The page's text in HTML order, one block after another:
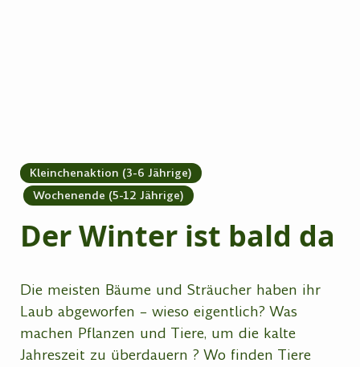
Kleinchenaktion (3-6 Jährige)
Wochenende (5-12 Jährige)
Der Winter ist bald da
Die meisten Bäume und Sträucher haben ihr
Laub abgeworfen – wieso eigentlich? Was
machen Pflanzen und Tiere, um die kalte
Jahreszeit zu überdauern ? Wo finden Tiere